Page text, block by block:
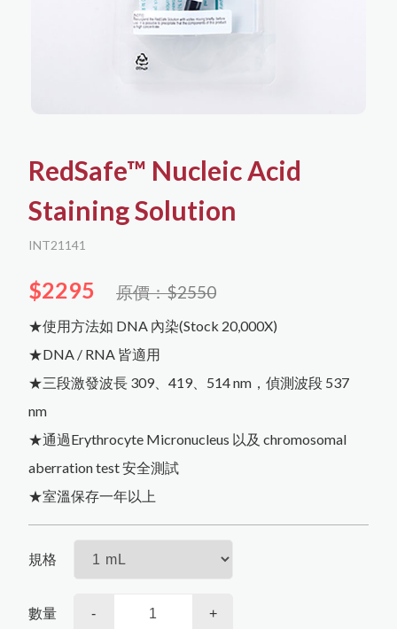
所有商品
biorion
Capricorn Scientific
Corning
iNtRON Biotechnology
Sartorius
Texwipe
核酸萃取與分析
DNA萃取
蛋白萃取與分析
蛋白萃取與定量
Western Blot相關
其他
細胞培養
細胞分選與檢測
塑膠耗材
污染防治
桌上型儀器
其他
儀器耗材Agilent RTCA (xCelligence)
購物流程
會員需知
隱私權保護
免責聲明
한국어
RedSafe™ Nucleic Acid
Staining Solution
INT21141
$2295 原價：$2550
★使用方法如 DNA 內染(Stock 20,000X)
★DNA / RNA 皆適用
★三段激發波長 309、419、514 nm，偵測波段 537
nm
★通過Erythrocyte Micronucleus 以及 chromosomal
aberration test 安全測試
★室溫保存一年以上
規格
數量 - +